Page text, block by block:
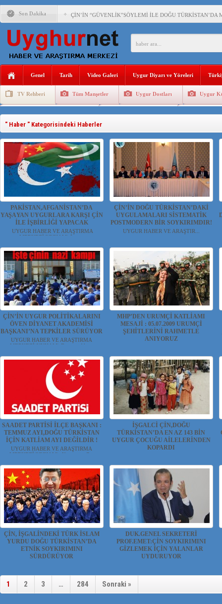
Son Dakika ÇİN’İN “GÜVENLİK”SÖYLEMİ İLE DOĞU TÜRKİSTAN’DA
PAKİSTAN,AFGANİSTAN’DA YAŞAYAN UYGURLARA
ANAHTAR PARTİ GENEL BAŞKANI AĞIRALİOĞLU :
ÇİN’İN DOĞU TÜRKİSTAN’DAKİ UYGULAMALARI
MHP’DEN URUMÇİ KATLİAMI MESAJİ : 05.07.2009
ÇİN’İN ANKARA BÜYÜKELÇİSİ JİANG’İN TRABZON
Genel Tarih Video Galeri Uygur Diyarı ve Yöreleri
TV Rehberi Tüm Manşetler Uygur Dostları Uygur
Uygurlarda Düğün ve Cenaze Uygur Geleneksel Tip Uygur
" Haber " Kategorisindeki Haberler
PAKİSTAN,AFGANİSTAN’DA
YAŞAYAN UYGURLARA KARŞI ÇİN
İLE İŞBİRLİĞİ YAPACAK
UYGUR HABER VE ARAŞTIRMA
MERKEZİ(UYHAM) İşga...
ÇİN’İN DOĞU TÜRKİSTAN’DAKİ
UYGULAMALARI SİSTEMATİK
POSTMODERN BİR SOYKIRIMDIR!
UYGUR HABER VE ARAŞTIR...
ÇİN’İN UYGUR POLİTİKALARINI
ÖVEN DİYANET AKADEMİSİ
BAŞKANI’NA TEPKİLER SÜRÜYOR
UYGUR HABER VE ARAŞTIRMA
MERKEZİ(UYHAM) Diyanet Aka...
MHP’DEN URUMÇİ KATLİAMI
MESAJİ : 05.07.2009 URUMÇİ
ŞEHİTLERİNİ RAHMETLE
ANIYORUZ
SAADET PARTİSİ İLÇE BAŞKANI :
TEMMUZ AYI,DOĞU TÜRKİSTAN
İÇİN KATLİAM AYI DEĞİLDİR !
UYGUR HABER VE ARAŞTIRMA
MERKEZİ(UYHAM) Komünist Ç...
İŞGALCİ ÇİN,DOĞU
TÜRKİSTAN’DA EN AZ 143 BİN
UYGUR ÇOCUĞU AİLELERİNDEN
KOPARDI
ÇİN, İŞGALİNDEKİ TÜRK İSLAM
YURDU DOĞU TÜRKİSTAN’DA
ETNİK SOYKIRIMINI
SÜRDÜRÜYOR
DUK.GENEL SEKRETERİ
PROF.EMET:ÇİN SOYKIRIMINI
GİZLEMEK İÇİN YALANLAR
UYDURUYOR
1 2 3 … 284 Sonraki »